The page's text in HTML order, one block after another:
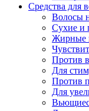
Средства для
Волосы
Сухие и
Жирные
Против
Для
Против
Для